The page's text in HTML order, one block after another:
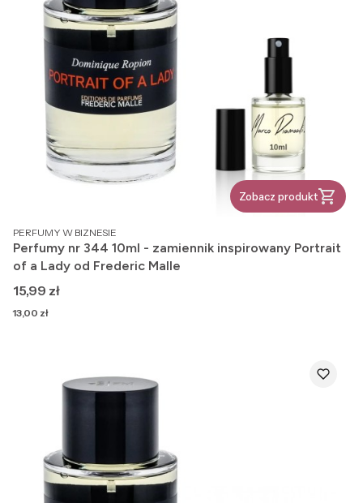
Zobacz produkt
PRODUCENT
PERFUMY W BIZNESIE
Perfumy nr 344 10ml - zamiennik inspirowany Portrait
of a Lady od Frederic Malle
Cena
15,99 zł
Cena
13,00 zł